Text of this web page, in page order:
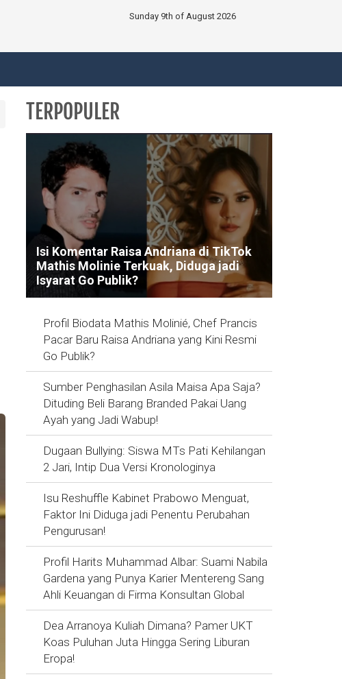
Sunday 9th of August 2026
TERPOPULER
Isi Komentar Raisa Andriana di TikTok
Mathis Molinie Terkuak, Diduga jadi
Isyarat Go Publik?
Profil Biodata Mathis Molinié, Chef Prancis
Pacar Baru Raisa Andriana yang Kini Resmi
Go Publik?
Sumber Penghasilan Asila Maisa Apa Saja?
Dituding Beli Barang Branded Pakai Uang
Ayah yang Jadi Wabup!
Dugaan Bullying: Siswa MTs Pati Kehilangan
2 Jari, Intip Dua Versi Kronologinya
Isu Reshuffle Kabinet Prabowo Menguat,
Faktor Ini Diduga jadi Penentu Perubahan
Pengurusan!
Profil Harits Muhammad Albar: Suami Nabila
Gardena yang Punya Karier Mentereng Sang
Ahli Keuangan di Firma Konsultan Global
Dea Arranoya Kuliah Dimana? Pamer UKT
Koas Puluhan Juta Hingga Sering Liburan
Eropa!